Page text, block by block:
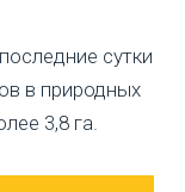
сутки
в природных
3,8 га.